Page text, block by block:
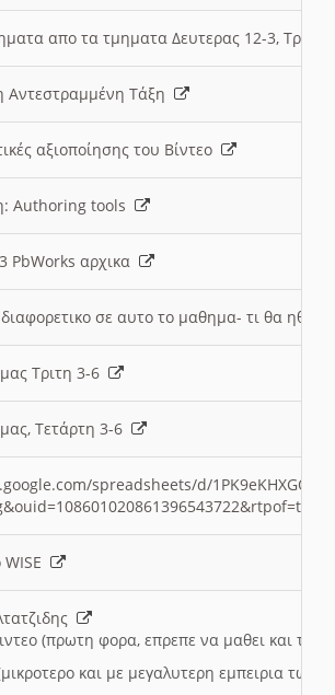
απο τα τμηματα Δευτερας 12-3,
Αντεστραμμένη Τάξη
αξιοποίησης του Βίντεο
Authoring tools
PbWorks αρχικα
σε αυτο το μαθημα- τι θα
Τριτη 3-6
Τετάρτη 3-6
spreadsheets/d/
(πρωτη φορα, επρεπε να μαθει και το
και με μεγαλυτερη εμπειρια